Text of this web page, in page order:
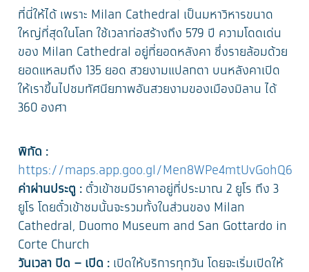
ที่นี่ให้ได้ เพราะ Milan Cathedral เป็นมหาวิหารขนาด
ใหญ่ที่สุดในโลก ใช้เวลาก่อสร้างถึง 579 ปี ความโดดเด่น
ของ Milan Cathedral อยู่ที่ยอดหลังคา ซึ่งรายล้อมด้วย
ยอดแหลมถึง 135 ยอด สวยงามแปลกตา บนหลังคาเปิด
ให้เราขึ้นไปชมทัศนียภาพอันสวยงามของเมืองมิลาน ได้
360 องศา
พิกัด :
https://maps.app.goo.gl/Men8WPe4mtUvGohQ6
ค่าผ่านประตู : ตั๋วเข้าชมมีราคาอยู่ที่ประมาณ 2 ยูโร ถึง 3
ยูโร โดยตั๋วเข้าชมนั้นจะรวมทั้งในส่วนของ Milan
Cathedral, Duomo Museum and San Gottardo in
Corte Church
วันเวลา ปิด – เปิด : เปิดให้บริการทุกวัน โดยจะเริ่มเปิดให้